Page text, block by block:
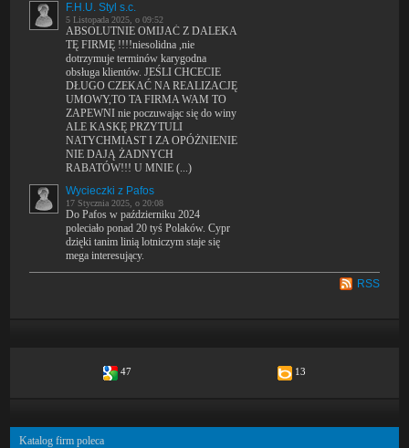
F.H.U. Styl s.c.
5 Listopada 2025, o 09:52
ABSOLUTNIE OMIJAĆ Z DALEKA
TĘ FIRMĘ !!!!niesolidna ,nie
dotrzymuje terminów karygodna
obsługa klientów. JEŚLI CHCECIE
DŁUGO CZEKAĆ NA REALIZACJĘ
UMOWY,TO TA FIRMA WAM TO
ZAPEWNI nie poczuwając się do winy
ALE KASKĘ PRZYTULI
NATYCHMIAST I ZA OPÓŻNIENIE
NIE DAJĄ ŻADNYCH
RABATÓW!!! U MNIE (...)
Wycieczki z Pafos
17 Stycznia 2025, o 20:08
Do Pafos w październiku 2024
poleciało ponad 20 tyś Polaków. Cypr
dzięki tanim linią lotniczym staje się
mega interesujący.
RSS
47 13
Katalog firm poleca